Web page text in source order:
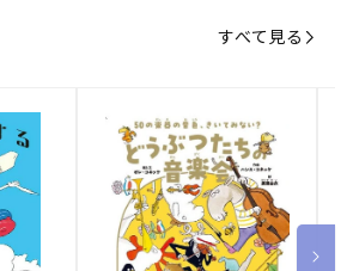
すべて見る